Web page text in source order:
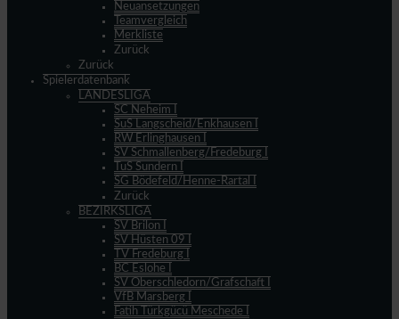
Neuansetzungen
Teamvergleich
Merkliste
Zurück
Zurück
Spielerdatenbank
LANDESLIGA
SC Neheim I
SuS Langscheid/Enkhausen I
RW Erlinghausen I
SV Schmallenberg/Fredeburg I
TuS Sundern I
SG Bödefeld/Henne-Rartal I
Zurück
BEZIRKSLIGA
SV Brilon I
SV Hüsten 09 I
TV Fredeburg I
BC Eslohe I
SV Oberschledorn/Grafschaft I
VfB Marsberg I
Fatih Türkgücü Meschede I